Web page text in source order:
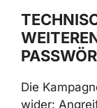
Die
wider: